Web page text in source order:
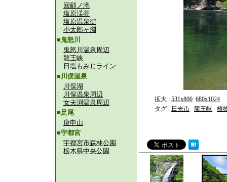
回顧ノ滝
塩原渓谷
塩原温泉街
小太郎ヶ淵
■鬼怒川
鬼怒川温泉周辺
龍王峡
日塩もみじライン
■川俣温泉
川俣湖
川俣温泉周辺
女夫渕温泉周辺
■足尾
庚申山
■宇都宮
宇都宮市森林公園
栃木県中央公園
拡大 : 531x800 680x1024
タグ : 日光市 龍王峡 植